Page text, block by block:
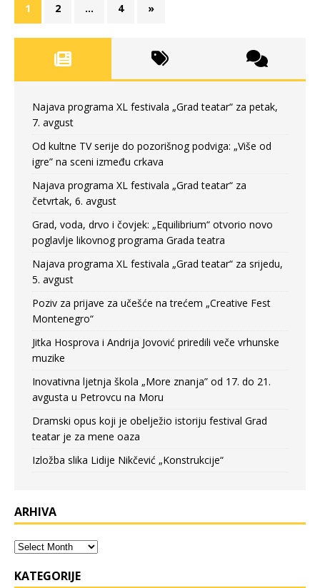
1 2 … 4 »
Najava programa XL festivala „Grad teatar“ za petak,
7. avgust
Od kultne TV serije do pozorišnog podviga: „Više od
igre” na sceni između crkava
Najava programa XL festivala „Grad teatar“ za
četvrtak, 6. avgust
Grad, voda, drvo i čovjek: „Equilibrium“ otvorio novo
poglavlje likovnog programa Grada teatra
Najava programa XL festivala „Grad teatar“ za srijedu,
5. avgust
Poziv za prijave za učešće na trećem „Creative Fest
Montenegro“
Jitka Hosprova i Andrija Jovović priredili veče vrhunske
muzike
Inovativna ljetnja škola „More znanja” od 17. do 21.
avgusta u Petrovcu na Moru
Dramski opus koji je obelježio istoriju festival Grad
teatar je za mene oaza
Izložba slika Lidije Nikčević „Konstrukcije“
ARHIVA
KATEGORIJE